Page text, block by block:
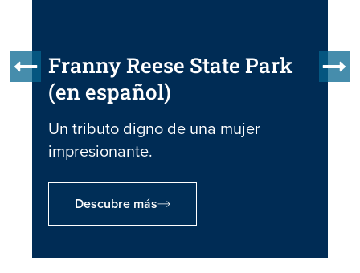
Franny Reese State Park
(en español)
Un tributo digno de una mujer
impresionante.
Descubre más